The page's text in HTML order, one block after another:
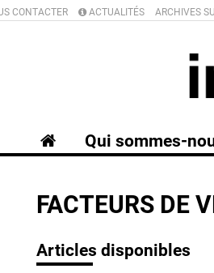
CONTACTER ACTUALITÉS ARCHIVES
Qui sommes-
FACTEURS DE
Articles disponibles